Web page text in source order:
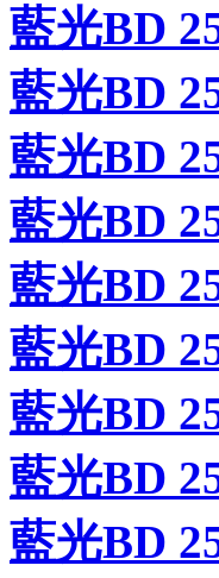
藍光BD
藍光BD
藍光BD
藍光BD
藍光BD
藍光BD
藍光BD
藍光BD
藍光BD